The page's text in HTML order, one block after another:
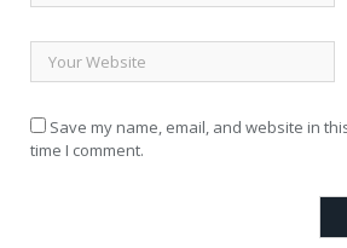
Save my name, email, and website in
time I comment.